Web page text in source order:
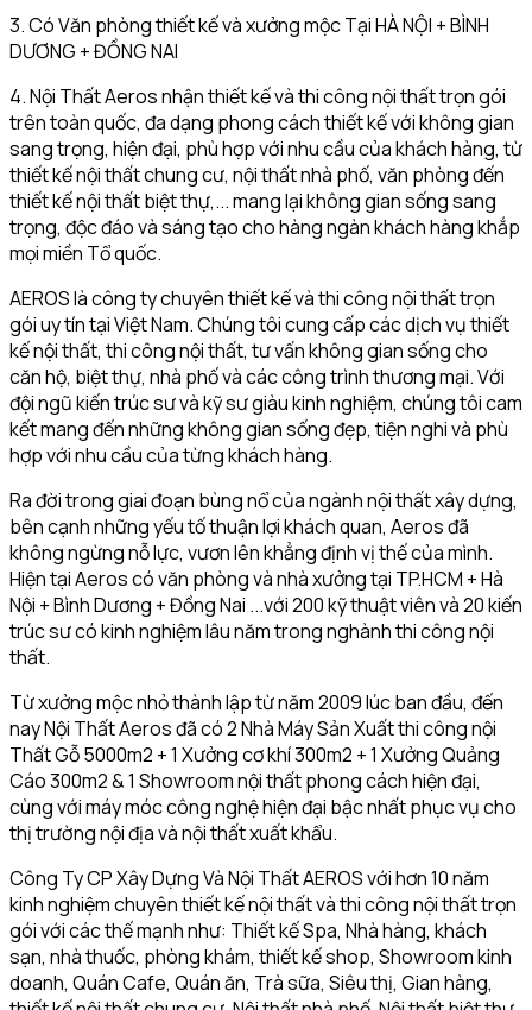
3. Có Văn phòng thiết kế và xưởng mộc Tại HÀ NỘI + BÌNH
DƯƠNG + ĐỒNG NAI
4. Nội Thất Aeros nhận thiết kế và thi công nội thất trọn gói
trên toàn quốc, đa dạng phong cách thiết kế với không gian
sang trọng, hiện đại, phù hợp với nhu cầu của khách hàng, từ
thiết kế nội thất chung cư, nội thất nhà phố, văn phòng đến
thiết kế nội thất biệt thự,... mang lại không gian sống sang
trọng, độc đáo và sáng tạo cho hàng ngàn khách hàng khắp
mọi miền Tổ quốc.
AEROS là công ty chuyên thiết kế và thi công nội thất trọn
gói uy tín tại Việt Nam. Chúng tôi cung cấp các dịch vụ thiết
kế nội thất, thi công nội thất, tư vấn không gian sống cho
căn hộ, biệt thự, nhà phố và các công trình thương mại. Với
đội ngũ kiến trúc sư và kỹ sư giàu kinh nghiệm, chúng tôi cam
kết mang đến những không gian sống đẹp, tiện nghi và phù
hợp với nhu cầu của từng khách hàng.
Ra đời trong giai đoạn bùng nổ của ngành nội thất xây dựng,
bên cạnh những yếu tố thuận lợi khách quan, Aeros đã
không ngừng nỗ lực, vươn lên khẳng định vị thế của mình.
Hiện tại Aeros có văn phòng và nhà xưởng tại TP.HCM + Hà
Nội + Bình Dương + Đồng Nai ...với 200 kỹ thuật viên và 20 kiến
trúc sư có kinh nghiệm lâu năm trong nghành thi công nội
thất.
Từ xưởng mộc nhỏ thành lập từ năm 2009 lúc ban đầu, đến
nay Nội Thất Aeros đã có 2 Nhà Máy Sản Xuất thi công nội
Thất Gỗ 5000m2 + 1 Xưởng cơ khí 300m2 + 1 Xưởng Quảng
Cáo 300m2 & 1 Showroom nội thất phong cách hiện đại,
cùng với máy móc công nghệ hiện đại bậc nhất phục vụ cho
thị trường nội địa và nội thất xuất khẩu.
Công Ty CP Xây Dựng Và Nội Thất AEROS với hơn 10 năm
kinh nghiệm chuyên thiết kế nội thất và thi công nội thất trọn
gói với các thế mạnh như: Thiết kế Spa, Nhà hàng, khách
sạn, nhà thuốc, phòng khám, thiết kế shop, Showroom kinh
doanh, Quán Cafe, Quán ăn, Trà sữa, Siêu thị, Gian hàng,